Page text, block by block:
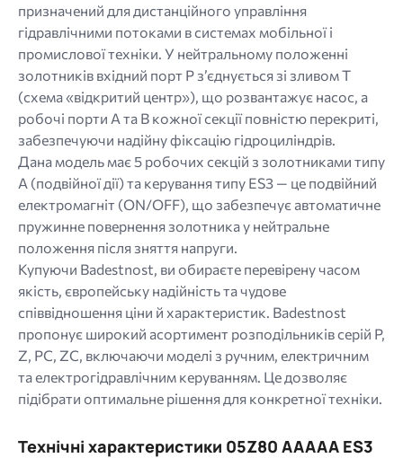
призначений для дистанційного управління
гідравлічними потоками в системах мобільної і
промислової техніки. У нейтральному положенні
золотників вхідний порт P з’єднується зі зливом T
(схема «відкритий центр»), що розвантажує насос, а
робочі порти A та B кожної секції повністю перекриті,
забезпечуючи надійну фіксацію гідроциліндрів.
Дана модель має 5 робочих секцій з золотниками типу
A (подвійної дії) та керування типу ES3 — це подвійний
електромагніт (ON/OFF), що забезпечує автоматичне
пружинне повернення золотника у нейтральне
положення після зняття напруги.
Купуючи Badestnost, ви обираєте перевірену часом
якість, європейську надійність та чудове
співвідношення ціни й характеристик. Badestnost
пропонує широкий асортимент розподільників серій P,
Z, PC, ZC, включаючи моделі з ручним, електричним
та електрогідравлічним керуванням. Це дозволяє
підібрати оптимальне рішення для конкретної техніки.
Технічні характеристики 05Z80 AAAAA ES3